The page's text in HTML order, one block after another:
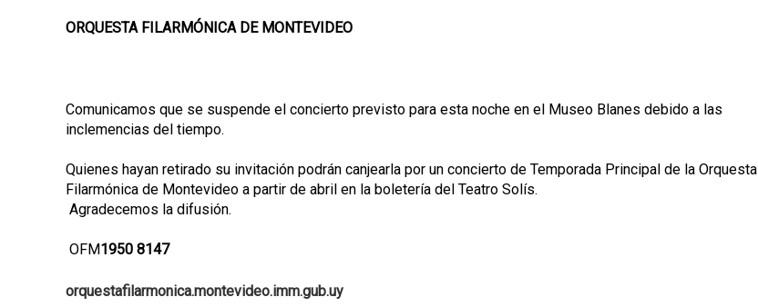
ORQUESTA FILARMÓNICA DE MONTEVIDEO
Comunicamos que se suspende el concierto previsto para esta noche en el Museo Blanes debido a las
inclemencias del tiempo.
Quienes hayan retirado su invitación podrán canjearla por un concierto de Temporada Principal de la Orquesta
Filarmónica de Montevideo a partir de abril en la boletería del Teatro Solís.
Agradecemos la difusión.
OFM1950 8147
orquestafilarmonica.montevideo.imm.gub.uy